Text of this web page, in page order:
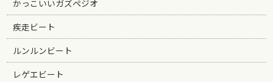
かっこいいガズペジオ
疾走ビート
ルンルンビート
レゲエビート